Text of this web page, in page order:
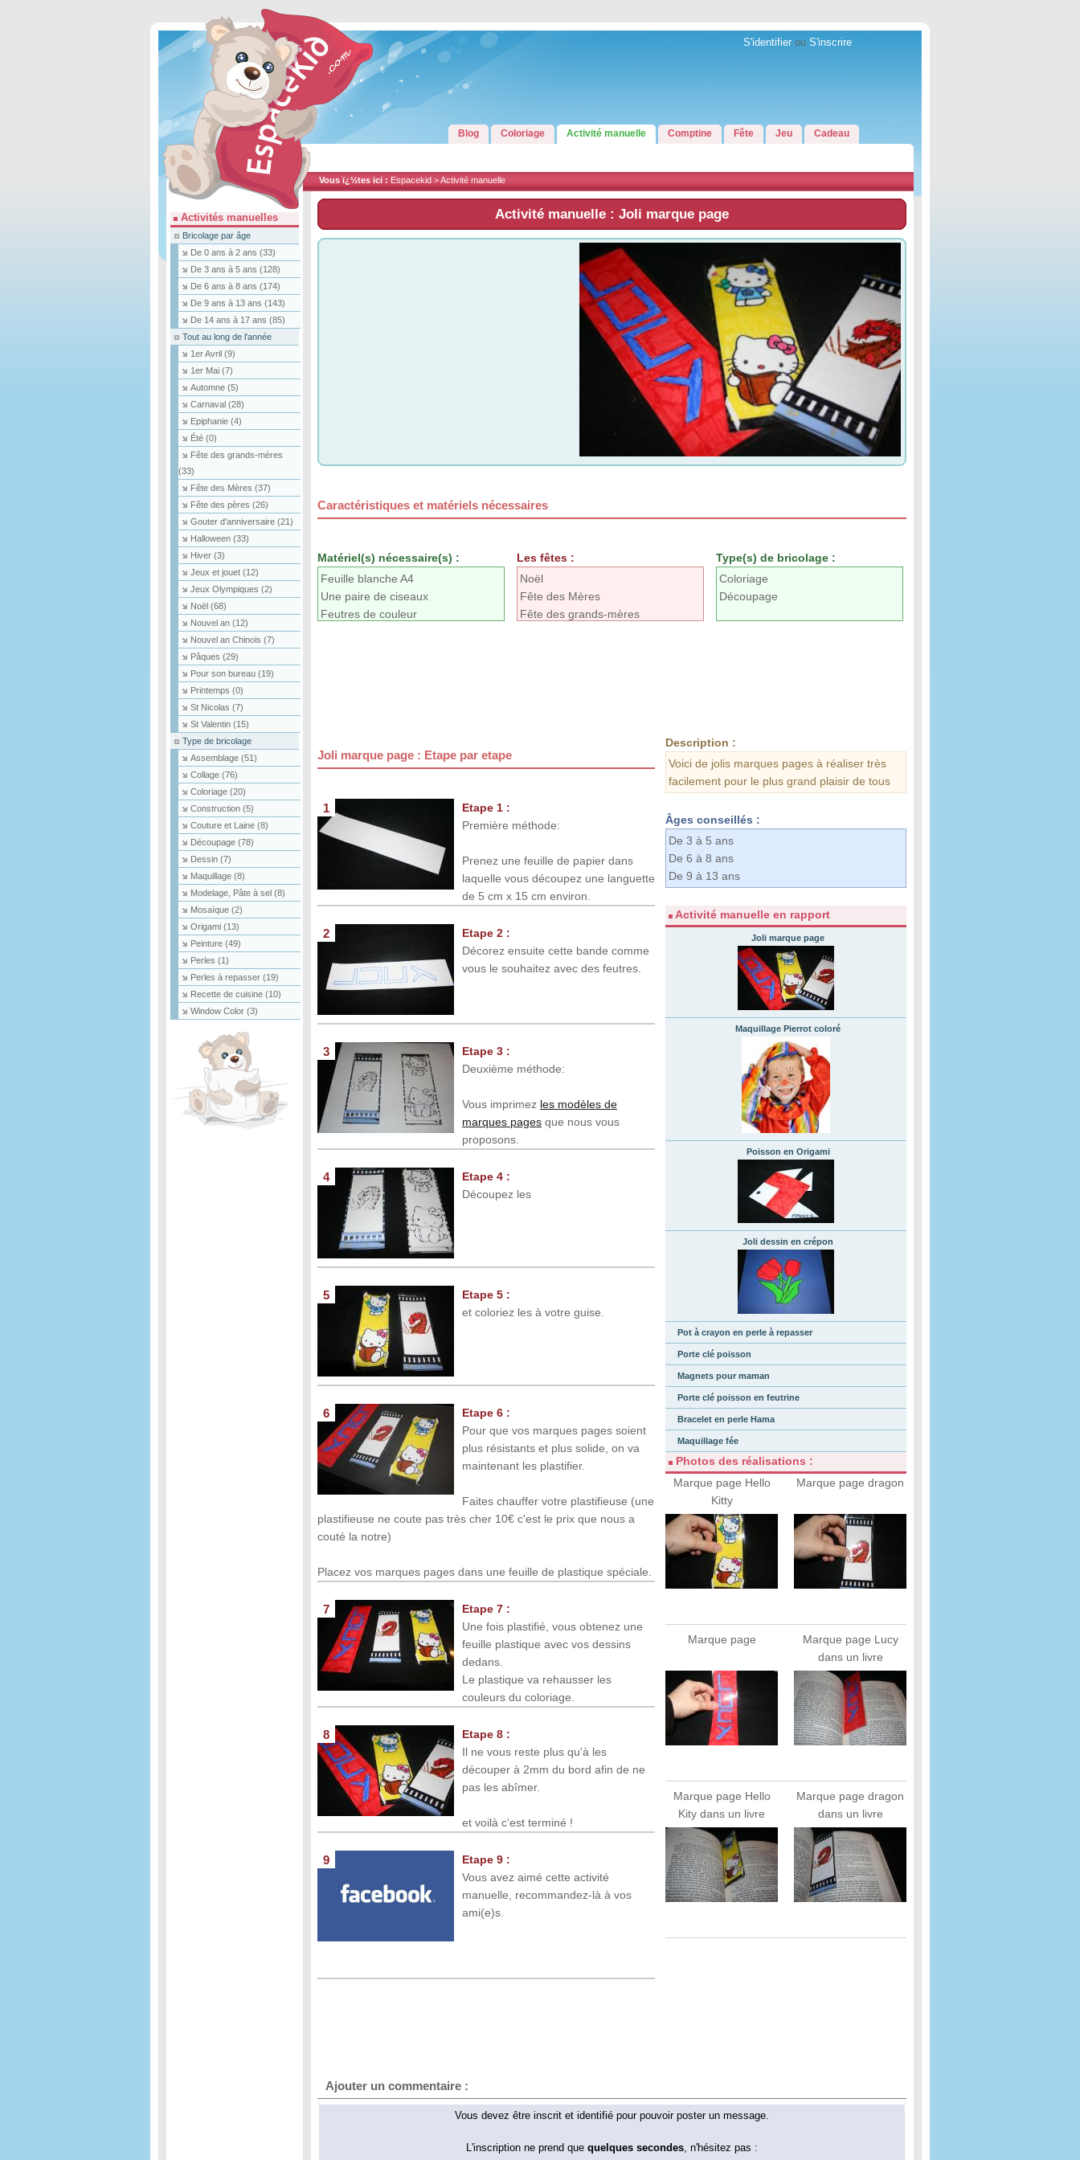
S'identifierou S'inscrire
Blog Coloriage Activité manuelle Comptine Fête Jeu Cadeau
Vous ï¿½tes ici : Espacekid >Activité manuelle
Activités manuelles
Bricolage par âge
De 0 ans à 2 ans (33)
De 3 ans à 5 ans (128)
De 6 ans à 8 ans (174)
De 9 ans à 13 ans (143)
De 14 ans à 17 ans (85)
Tout au long de l'année
1er Avril (9)
1er Mai (7)
Automne (5)
Carnaval (28)
Epiphanie (4)
Été (0)
Fête des grands-mères
(33)
Fête des Mères (37)
Fête des pères (26)
Gouter d'anniversaire (21)
Halloween (33)
Hiver (3)
Jeux et jouet (12)
Jeux Olympiques (2)
Noël (68)
Nouvel an (12)
Nouvel an Chinois (7)
Pâques (29)
Pour son bureau (19)
Printemps (0)
St Nicolas (7)
St Valentin (15)
Type de bricolage
Assemblage (51)
Collage (76)
Coloriage (20)
Construction (5)
Couture et Laine (8)
Découpage (78)
Dessin (7)
Maquillage (8)
Modelage, Pâte à sel (8)
Mosaïque (2)
Origami (13)
Peinture (49)
Perles (1)
Perles à repasser (19)
Recette de cuisine (10)
Window Color (3)
Activité manuelle : Joli marque page
Caractéristiques et matériels nécessaires
Matériel(s) nécessaire(s) :
Feuille blanche A4
Une paire de ciseaux
Feutres de couleur
Les fêtes :
Noël
Fête des Mères
Fête des grands-mères
Type(s) de bricolage :
Coloriage
Découpage
Joli marque page : Etape par etape
1
Etape 1 :
Première méthode:
Prenez une feuille de papier dans
laquelle vous découpez une languette
de 5 cm x 15 cm environ.
2
Etape 2 :
Décorez ensuite cette bande comme
vous le souhaitez avec des feutres.
3
Etape 3 :
Deuxième méthode:
Vous imprimez les modèles de
marques pages que nous vous
proposons.
4
Etape 4 :
Découpez les
5
Etape 5 :
et coloriez les à votre guise.
6
Etape 6 :
Pour que vos marques pages soient
plus résistants et plus solide, on va
maintenant les plastifier.
Faites chauffer votre plastifieuse (une
plastifieuse ne coute pas très cher 10€ c'est le prix que nous a
couté la notre)
Placez vos marques pages dans une feuille de plastique spéciale.
7
Etape 7 :
Une fois plastifié, vous obtenez une
feuille plastique avec vos dessins
dedans.
Le plastique va rehausser les
couleurs du coloriage.
8
Etape 8 :
Il ne vous reste plus qu'à les
découper à 2mm du bord afin de ne
pas les abîmer.
et voilà c'est terminé !
9
Etape 9 :
Vous avez aimé cette activité
manuelle, recommandez-là à vos
ami(e)s.
Description :
Voici de jolis marques pages à réaliser très
facilement pour le plus grand plaisir de tous
Âges conseillés :
De 3 à 5 ans
De 6 à 8 ans
De 9 à 13 ans
Activité manuelle en rapport
Joli marque page
Maquillage Pierrot coloré
Poisson en Origami
Joli dessin en crépon
Pot à crayon en perle à repasser
Porte clé poisson
Magnets pour maman
Porte clé poisson en feutrine
Bracelet en perle Hama
Maquillage fée
Photos des réalisations :
Marque page Hello
Kitty
Marque page dragon
Marque page
Marque page Lucy
dans un livre
Marque page Hello
Kity dans un livre
Marque page dragon
dans un livre
Ajouter un commentaire :
Vous devez être inscrit et identifié pour pouvoir poster un message.
L'inscription ne prend que quelques secondes, n'hésitez pas :